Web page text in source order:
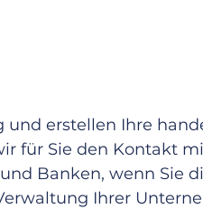
erstellen Ihre
für Sie den Kontakt
Banken, wenn Sie
Ihrer